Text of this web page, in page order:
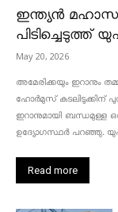
ഇന്ത്യൻ
പിടിച്ചെടുത്ത്
May 20, 2026
അമേരിക്കയും ഇറാനും
ഹോർമുസ് കടലിടുക്കിന്
ഇറാനുമായി ബന്ധമുള്ള
ഉദ്യോഗസ്ഥർ പറഞ്ഞു.
Read more